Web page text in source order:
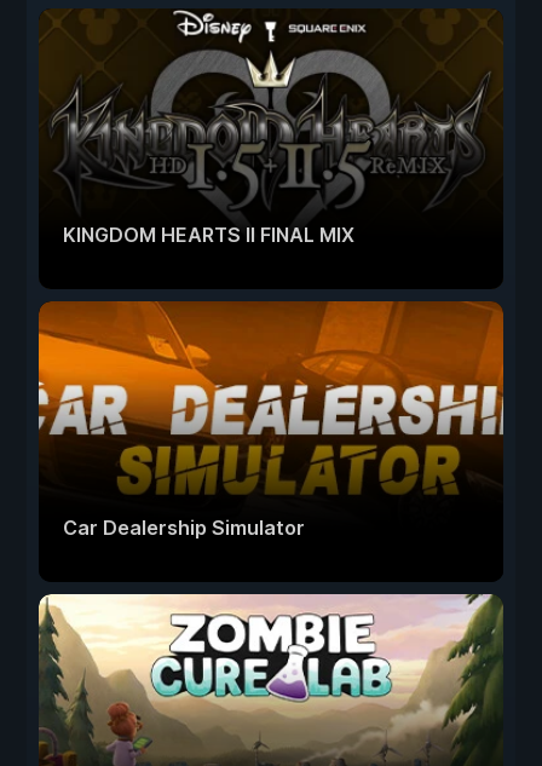
KINGDOM HEARTS II FINAL MIX
Car Dealership Simulator